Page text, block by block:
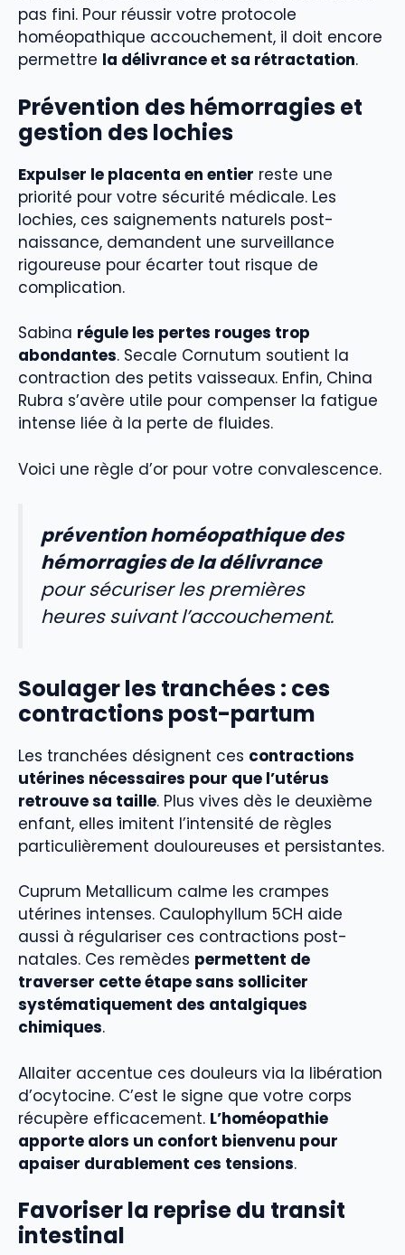
pas fini. Pour réussir votre protocole
homéopathique accouchement, il doit encore
permettre la délivrance et sa rétractation.
Prévention des hémorragies et
gestion des lochies
Expulser le placenta en entier reste une
priorité pour votre sécurité médicale. Les
lochies, ces saignements naturels post-
naissance, demandent une surveillance
rigoureuse pour écarter tout risque de
complication.
Sabina régule les pertes rouges trop
abondantes. Secale Cornutum soutient la
contraction des petits vaisseaux. Enfin, China
Rubra s’avère utile pour compenser la fatigue
intense liée à la perte de fluides.
Voici une règle d’or pour votre convalescence.
prévention homéopathique des
hémorragies de la délivrance
pour sécuriser les premières
heures suivant l’accouchement.
Soulager les tranchées : ces
contractions post-partum
Les tranchées désignent ces contractions
utérines nécessaires pour que l’utérus
retrouve sa taille. Plus vives dès le deuxième
enfant, elles imitent l’intensité de règles
particulièrement douloureuses et persistantes.
Cuprum Metallicum calme les crampes
utérines intenses. Caulophyllum 5CH aide
aussi à régulariser ces contractions post-
natales. Ces remèdes permettent de
traverser cette étape sans solliciter
systématiquement des antalgiques
chimiques.
Allaiter accentue ces douleurs via la libération
d’ocytocine. C’est le signe que votre corps
récupère efficacement. L’homéopathie
apporte alors un confort bienvenu pour
apaiser durablement ces tensions.
Favoriser la reprise du transit
intestinal